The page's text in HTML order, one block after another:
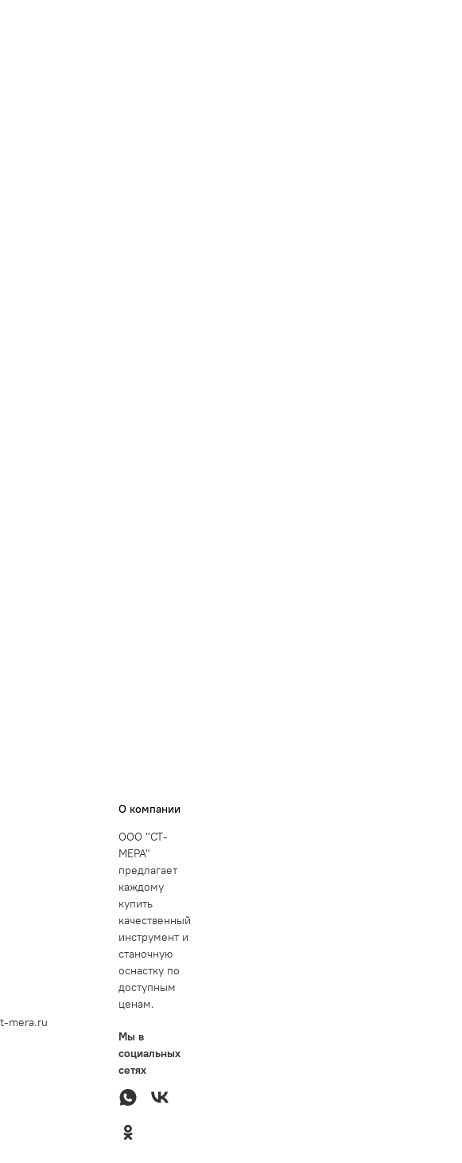
mera.ru
О компании
ООО "СТ-
МЕРА"
предлагает
каждому
купить
качественный
инструмент и
станочную
оснастку по
доступным
ценам.
Мы в
социальных
сетях